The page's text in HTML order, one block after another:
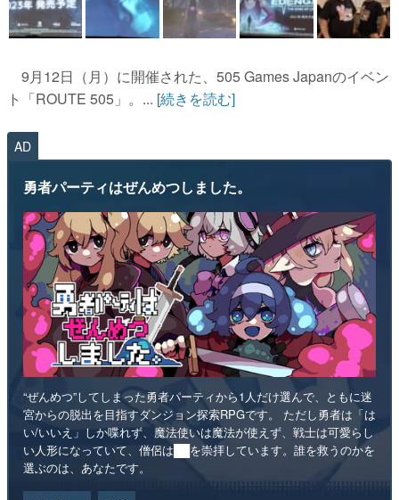
運営：株式会社マレ
9月12日（月）に開催された、505 Games Japanのイベン
ト「ROUTE 505」。... [続きを読む]
AD
勇者パーティはぜんめつしました。
“ぜんめつ”してしまった勇者パーティから1人だけ選んで、ともに迷
宮からの脱出を目指すダンジョン探索RPGです。 ただし勇者は「は
い/いいえ」しか喋れず、魔法使いは魔法が使えず、戦士は可愛らし
い人形になっていて、僧侶は██を崇拝しています。誰を救うのかを
選ぶのは、あなたです。